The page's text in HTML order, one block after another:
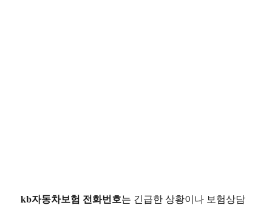
kb자동차보험 전화번호는 긴급한 상황이나 보험상담